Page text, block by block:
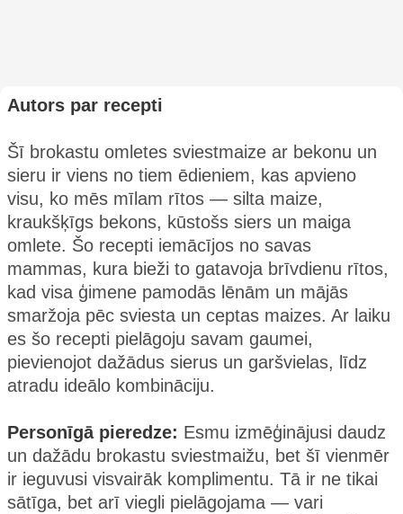
Autors par recepti
Šī brokastu omletes sviestmaize ar bekonu un
sieru ir viens no tiem ēdieniem, kas apvieno
visu, ko mēs mīlam rītos — silta maize,
kraukšķīgs bekons, kūstošs siers un maiga
omlete. Šo recepti iemācījos no savas
mammas, kura bieži to gatavoja brīvdienu rītos,
kad visa ģimene pamodās lēnām un mājās
smaržoja pēc sviesta un ceptas maizes. Ar laiku
es šo recepti pielāgoju savam gaumei,
pievienojot dažādus sierus un garšvielas, līdz
atradu ideālo kombināciju.
Personīgā pieredze: Esmu izmēģinājusi daudz
un dažādu brokastu sviestmaižu, bet šī vienmēr
ir ieguvusi visvairāk komplimentu. Tā ir ne tikai
sātīga, bet arī viegli pielāgojama — vari